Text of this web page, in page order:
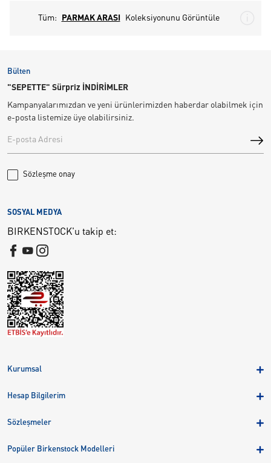
Tüm: PARMAK ARASI Koleksiyonunu Görüntüle
Bülten
"SEPETTE" Sürpriz İNDİRİMLER
Kampanyalarımızdan ve yeni ürünlerimizden haberdar olabilmek için
e-posta listemize üye olabilirsiniz.
Sözleşme onay
Kurumsal
Birkenstock Group
Kariyer
Hesap Bilgilerim
Sipariş Takibi
Sözleşmeler
Popüler Birkenstock Modelleri
SOSYAL MEDYA
BIRKENSTOCK'u takip et: